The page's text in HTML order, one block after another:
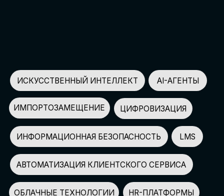
НЕЙРОСЕТИ ДЛЯ БИЗНЕСА
КЭДО АВТОМАТИЗАЦИЯ HR
АВТОМАТИЗАЦИЯ МАРКЕТИНГА И ПРОДАЖ
AI-АССИСТЕНТЫ
ЧАТ-БОТЫ
СПИКЕРОВ
150+